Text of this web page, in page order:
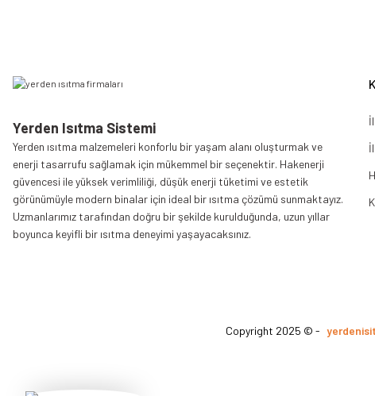
Yerden Isıtma Sistemi
Yerden ısıtma malzemeleri konforlu bir yaşam alanı oluşturmak ve
enerji tasarrufu sağlamak için mükemmel bir seçenektir. Hakenerji
güvencesi ile yüksek verimliliği, düşük enerji tüketimi ve estetik
görünümüyle modern binalar için ideal bir ısıtma çözümü sunmaktayız.
Uzmanlarımız tarafından doğru bir şekilde kurulduğunda, uzun yıllar
boyunca keyifli bir ısıtma deneyimi yaşayacaksınız.
Copyright 2025 © -